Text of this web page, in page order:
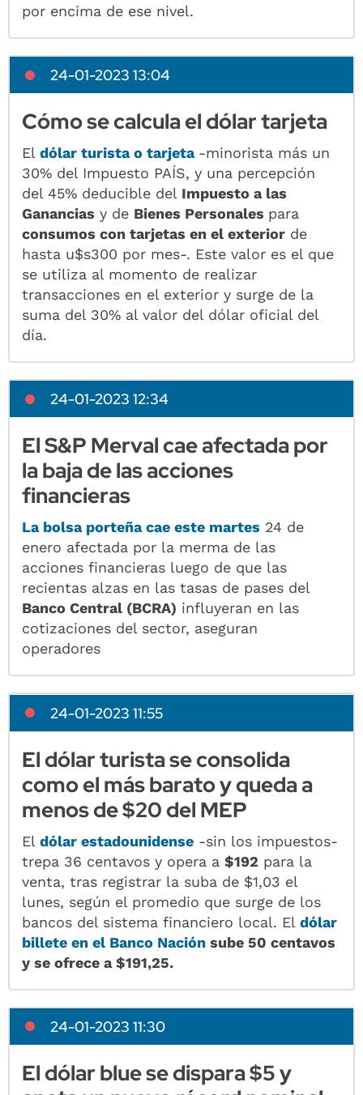
por encima de ese nivel.
24-01-2023 13:04
Cómo se calcula el dólar tarjeta
Eldólar turista o tarjeta -minorista más un
30% del Impuesto PAÍS, y una percepción
del 45% deducible del Impuesto a las
Ganancias y de Bienes Personales para
consumos con tarjetas en el exterior de
hasta u$s300 por mes-. Este valor es el que
se utiliza al momento de realizar
transacciones en el exterior y surge de la
suma del 30% al valor del dólar oficial del
día.
24-01-2023 12:34
El S&P Merval cae afectada por
la baja de las acciones
financieras
La bolsa porteñacae este martes 24 de
enero afectada por la merma de las
acciones financieras luego de que las
recientas alzas en las tasas de pases del
Banco Central (BCRA) influyeran en las
cotizaciones del sector, aseguran
operadores
24-01-2023 11:55
El dólar turista se consolida
como el más barato y queda a
menos de $20 del MEP
Eldólar estadounidense -sin los impuestos-
trepa 36 centavos y opera a$192 para la
venta, tras registrar la suba de $1,03 el
lunes, según el promedio que surge de los
bancos del sistema financiero local. Eldólar
billete en el Banco Nación sube 50 centavos
y se ofrecea $191,25.
24-01-2023 11:30
El dólar blue se dispara $5 y